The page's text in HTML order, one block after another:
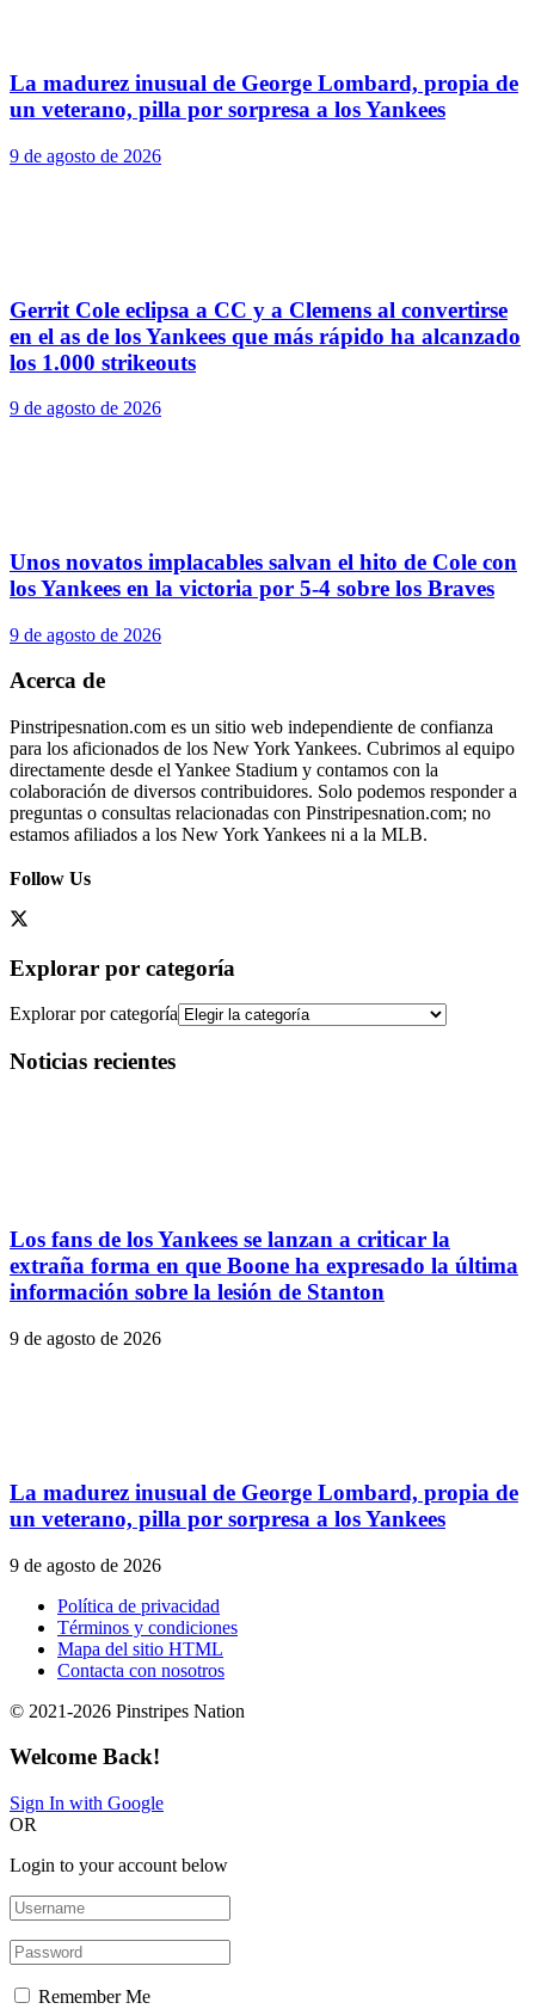
La madurez inusual de George Lombard, propia de
un veterano, pilla por sorpresa a los Yankees
9 de agosto de 2026
Gerrit Cole eclipsa a CC y a Clemens al convertirse
en el as de los Yankees que más rápido ha alcanzado
los 1.000 strikeouts
9 de agosto de 2026
Unos novatos implacables salvan el hito de Cole con
los Yankees en la victoria por 5-4 sobre los Braves
9 de agosto de 2026
Acerca de
Pinstripesnation.com es un sitio web independiente de confianza
para los aficionados de los New York Yankees. Cubrimos al equipo
directamente desde el Yankee Stadium y contamos con la
colaboración de diversos contribuidores. Solo podemos responder a
preguntas o consultas relacionadas con Pinstripesnation.com; no
estamos afiliados a los New York Yankees ni a la MLB.
Follow Us
Explorar por categoría
Explorar por categoría
Noticias recientes
Los fans de los Yankees se lanzan a criticar la
extraña forma en que Boone ha expresado la última
información sobre la lesión de Stanton
9 de agosto de 2026
La madurez inusual de George Lombard, propia de
un veterano, pilla por sorpresa a los Yankees
9 de agosto de 2026
Política de privacidad
Términos y condiciones
Mapa del sitio HTML
Contacta con nosotros
© 2021-2026 Pinstripes Nation
Welcome Back!
Sign In with Google
OR
Login to your account below
Remember Me